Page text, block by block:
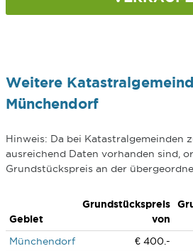
Weitere
Münchendorf
Hinweis: Da bei Katastralgemeinden
ausreichend Daten vorhanden sind,
Grundstückspreis an der
Gebiet
Grundstückspreis
von
Münchendorf
€ 400.-